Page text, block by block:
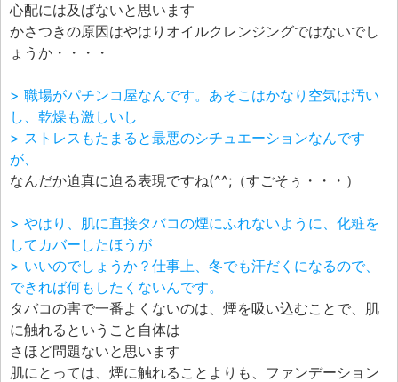
心配には及ばないと思います
かさつきの原因はやはりオイルクレンジングではないでし
ょうか・・・・
> 職場がパチンコ屋なんです。あそこはかなり空気は汚い
し、乾燥も激しいし
> ストレスもたまると最悪のシチュエーションなんです
が、
なんだか迫真に迫る表現ですね(^^;（すごそぅ・・・）
> やはり、肌に直接タバコの煙にふれないように、化粧を
してカバーしたほうが
> いいのでしょうか？仕事上、冬でも汗だくになるので、
できれば何もしたくないんです。
タバコの害で一番よくないのは、煙を吸い込むことで、肌
に触れるということ自体は
さほど問題ないと思います
肌にとっては、煙に触れることよりも、ファンデーション